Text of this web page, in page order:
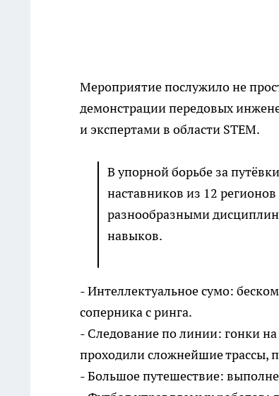
Мероприятие послужило не
демонстрации передовых
и экспертами в области STEM.
В упорной борьбе за
наставников из 12
разнообразными
навыков.
- Интеллектуальное сумо:
соперника с ринга.
- Следование по линии: гонки
проходили сложнейшие трассы,
- Большое путешествие: